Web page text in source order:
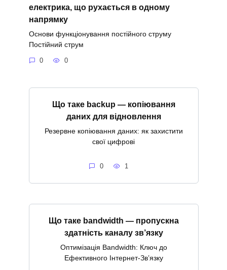
електрика, що рухається в одному
напрямку
Основи функціонування постійного струму
Постійний струм
0 0
Що таке backup — копіювання
даних для відновлення
Резервне копіювання даних: як захистити
свої цифрові
0 1
Що таке bandwidth — пропускна
здатність каналу зв’язку
Оптимізація Bandwidth: Ключ до
Ефективного Інтернет-Зв’язку